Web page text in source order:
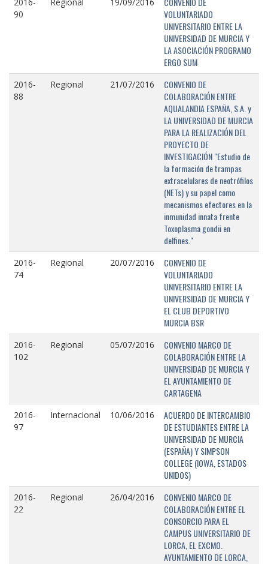
90
VOLUNTARIADO
UNIVERSITARIO ENTRE LA
UNIVERSIDAD DE MURCIA Y
LA ASOCIACIÓN PROGRAMO
ERGO SUM
2016-
88
Regional 21/07/2016
CONVENIO DE
COLABORACIÓN ENTRE
AQUALANDIA ESPAÑA, S.A. y
LA UNIVERSIDAD DE MURCIA
PARA LA REALIZACIÓN DEL
PROYECTO DE
INVESTIGACIÓN "Estudio de
la formación de trampas
extracelulares de neotrófilos
(NETs) y su papel como
mecanismos efectores en la
inmunidad innata frente
Toxoplasma gondii en
delfines."
2016-
74
Regional 20/07/2016
CONVENIO DE
VOLUNTARIADO
UNIVERSITARIO ENTRE LA
UNIVERSIDAD DE MURCIA Y
EL CLUB DEPORTIVO
MURCIA BSR
2016-
102
Regional 05/07/2016
CONVENIO MARCO DE
COLABORACIÓN ENTRE LA
UNIVERSIDAD DE MURCIA Y
EL AYUNTAMIENTO DE
CARTAGENA
2016-
97
Internacional 10/06/2016
ACUERDO DE INTERCAMBIO
DE ESTUDIANTES ENTRE LA
UNIVERSIDAD DE MURCIA
(ESPAÑA) Y SIMPSON
COLLEGE (IOWA, ESTADOS
UNIDOS)
2016-
22
Regional 26/04/2016
CONVENIO MARCO DE
COLABORACIÓN ENTRE EL
CONSORCIO PARA EL
CAMPUS UNIVERSITARIO DE
LORCA, EL EXCMO.
AYUNTAMIENTO DE LORCA,